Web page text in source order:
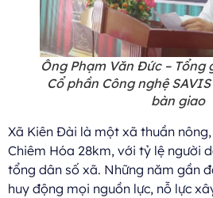
Ông Phạm Văn Đức – Tổng
Cổ phần Công nghệ
bàn giao
Xã Kiên Đài là một xã thuần
Chiêm Hóa 28km, với tỷ lệ người
tổng dân số xã. Những năm gần
huy động mọi nguồn lực, nỗ lực